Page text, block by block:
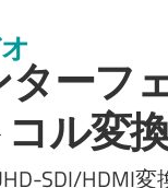
ターフ
ル変
SDI/HDMI変